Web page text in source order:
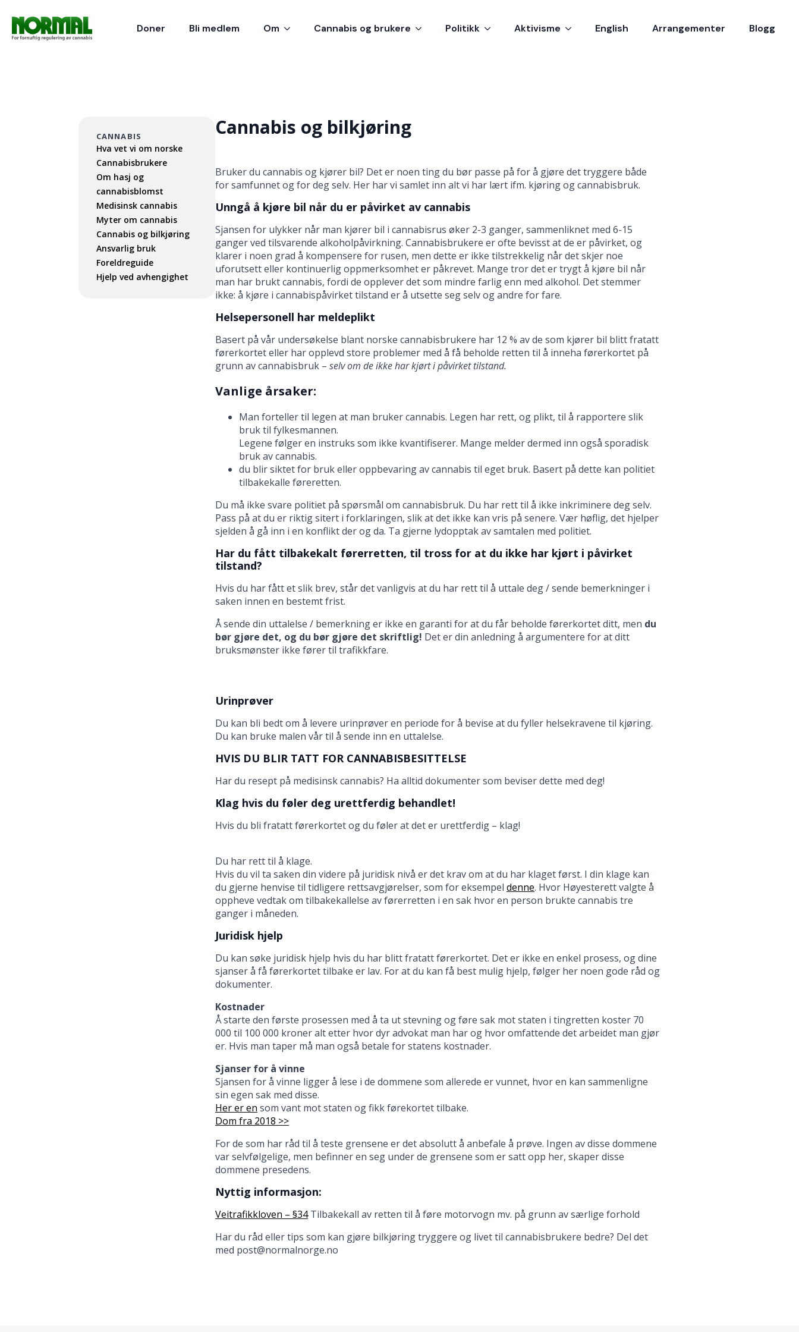
Doner Bli medlem Om Cannabis og brukere Politikk Aktivisme English Arrangementer Blogg
CANNABIS
Hva vet vi om norske
Cannabisbrukere
Om hasj og
cannabisblomst
Medisinsk cannabis
Myter om cannabis
Cannabis og bilkjøring
Ansvarlig bruk
Foreldreguide
Hjelp ved avhengighet
Cannabis og bilkjøring
Bruker du cannabis og kjører bil? Det er noen ting du bør passe på for å gjøre det tryggere både
for samfunnet og for deg selv. Her har vi samlet inn alt vi har lært ifm. kjøring og cannabisbruk.
Unngå å kjøre bil når du er påvirket av cannabis
Sjansen for ulykker når man kjører bil i cannabisrus øker 2-3 ganger, sammenliknet med 6-15
ganger ved tilsvarende alkoholpåvirkning. Cannabisbrukere er ofte bevisst at de er påvirket, og
klarer i noen grad å kompensere for rusen, men dette er ikke tilstrekkelig når det skjer noe
uforutsett eller kontinuerlig oppmerksomhet er påkrevet. Mange tror det er trygt å kjøre bil når
man har brukt cannabis, fordi de opplever det som mindre farlig enn med alkohol. Det stemmer
ikke: å kjøre i cannabispåvirket tilstand er å utsette seg selv og andre for fare.
Helsepersonell har meldeplikt
Basert på vår undersøkelse blant norske cannabisbrukere har 12 % av de som kjører bil blitt fratatt
førerkortet eller har opplevd store problemer med å få beholde retten til å inneha førerkortet på
grunn av cannabisbruk – selv om de ikke har kjørt i påvirket tilstand.
Vanlige årsaker:
Man forteller til legen at man bruker cannabis. Legen har rett, og plikt, til å rapportere slik
bruk til fylkesmannen.
Legene følger en instruks som ikke kvantifiserer. Mange melder dermed inn også sporadisk
bruk av cannabis.
du blir siktet for bruk eller oppbevaring av cannabis til eget bruk. Basert på dette kan politiet
tilbakekalle føreretten.
Du må ikke svare politiet på spørsmål om cannabisbruk. Du har rett til å ikke inkriminere deg selv.
Pass på at du er riktig sitert i forklaringen, slik at det ikke kan vris på senere. Vær høflig, det hjelper
sjelden å gå inn i en konflikt der og da. Ta gjerne lydopptak av samtalen med politiet.
Har du fått tilbakekalt førerretten, til tross for at du ikke har kjørt i påvirket
tilstand?
Hvis du har fått et slik brev, står det vanligvis at du har rett til å uttale deg / sende bemerkninger i
saken innen en bestemt frist.
Å sende din uttalelse / bemerkning er ikke en garanti for at du får beholde førerkortet ditt, men du
bør gjøre det, og du bør gjøre det skriftlig! Det er din anledning å argumentere for at ditt
bruksmønster ikke fører til trafikkfare.
Urinprøver
Du kan bli bedt om å levere urinprøver en periode for å bevise at du fyller helsekravene til kjøring.
Du kan bruke malen vår til å sende inn en uttalelse.
HVIS DU BLIR TATT FOR CANNABISBESITTELSE
Har du resept på medisinsk cannabis? Ha alltid dokumenter som beviser dette med deg!
Klag hvis du føler deg urettferdig behandlet!
Hvis du bli fratatt førerkortet og du føler at det er urettferdig – klag!
Du har rett til å klage.
Hvis du vil ta saken din videre på juridisk nivå er det krav om at du har klaget først. I din klage kan
du gjerne henvise til tidligere rettsavgjørelser, som for eksempel denne. Hvor Høyesterett valgte å
oppheve vedtak om tilbakekallelse av førerretten i en sak hvor en person brukte cannabis tre
ganger i måneden.
Juridisk hjelp
Du kan søke juridisk hjelp hvis du har blitt fratatt førerkortet. Det er ikke en enkel prosess, og dine
sjanser å få førerkortet tilbake er lav. For at du kan få best mulig hjelp, følger her noen gode råd og
dokumenter.
Kostnader
Å starte den første prosessen med å ta ut stevning og føre sak mot staten i tingretten koster 70
000 til 100 000 kroner alt etter hvor dyr advokat man har og hvor omfattende det arbeidet man gjør
er. Hvis man taper må man også betale for statens kostnader.
Sjanser for å vinne
Sjansen for å vinne ligger å lese i de dommene som allerede er vunnet, hvor en kan sammenligne
sin egen sak med disse.
Her er en som vant mot staten og fikk førekortet tilbake.
Dom fra 2018 >>
For de som har råd til å teste grensene er det absolutt å anbefale å prøve. Ingen av disse dommene
var selvfølgelige, men befinner en seg under de grensene som er satt opp her, skaper disse
dommene presedens.
Nyttig informasjon:
Veitrafikkloven – §34Tilbakekall av retten til å føre motorvogn mv. på grunn av særlige forhold
Har du råd eller tips som kan gjøre bilkjøring tryggere og livet til cannabisbrukere bedre? Del det
med post@normalnorge.no